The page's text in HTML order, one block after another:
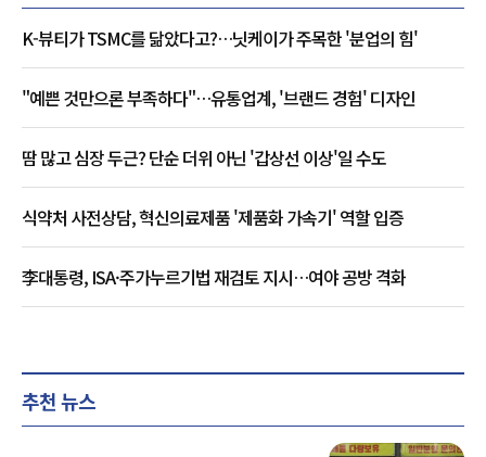
K-뷰티가 TSMC를 닮았다고?…닛케이가 주목한 '분업의 힘'
"예쁜 것만으론 부족하다"…유통업계, '브랜드 경험' 디자인
땀 많고 심장 두근? 단순 더위 아닌 '갑상선 이상'일 수도
식약처 사전상담, 혁신의료제품 '제품화 가속기' 역할 입증
李대통령, ISA·주가누르기법 재검토 지시…여야 공방 격화
추천 뉴스